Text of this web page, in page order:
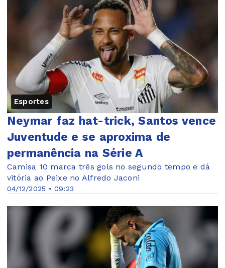
Esportes
04/12/2025 • 09:23
Neymar faz hat-trick, Santos vence
Juventude e se aproxima de
permanência na Série A
Camisa 10 marca três gols no segundo tempo e dá
vitória ao Peixe no Alfredo Jaconi